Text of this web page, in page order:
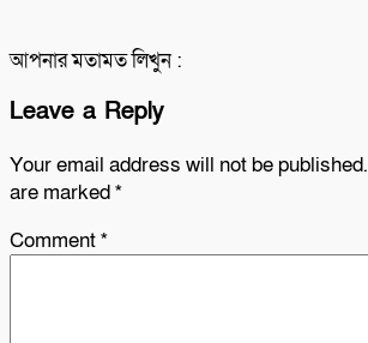
আপনার মতামত লিখুন :
Leave a Reply
Your email address will not be published.
are marked*
Comment*